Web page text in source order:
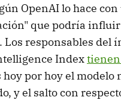
OpenAI lo hace
que podría influir
Los responsables del
Index
hoy por hoy el modelo
y el salto con